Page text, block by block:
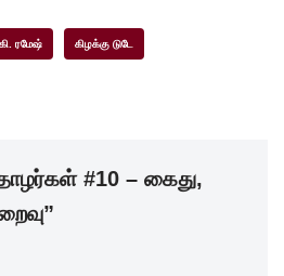
ar
கி. ரமேஷ் கிழக்கு டுடே
#10 – கைது,